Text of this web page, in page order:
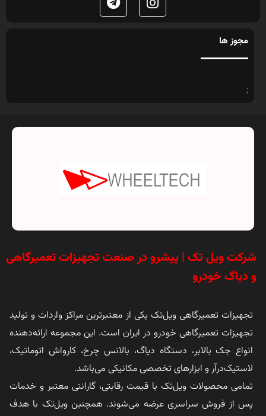
مجوز ها
;
شرکت ویل تک | پیشرو در صنعت تجهیزات تعمیرگاهی
و دیاگ خودرو
تجهیزات تعمیرگاهی ویل‌تک یکی از معتبرترین مراکز واردات و تولید
تجهیزات تعمیرگاهی خودرو در ایران است. این مجموعه ارائه‌دهنده
انواع جک بالابر، دستگاه دیاگ، بالانس چرخ، کارواش اتوماتیک،
لاستیک‌درآر و ابزارهای تخصصی مکانیکی می‌باشد.
تمامی محصولات ویل‌تک با قیمت رقابتی، گارانتی معتبر و خدمات
پس از فروش سراسری عرضه می‌شوند. همچنین ویل‌تک با هدف